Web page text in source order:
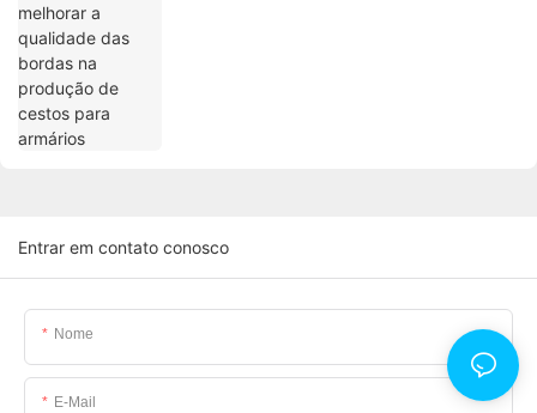
Entrar em contato conosco
Nome
E-Mail